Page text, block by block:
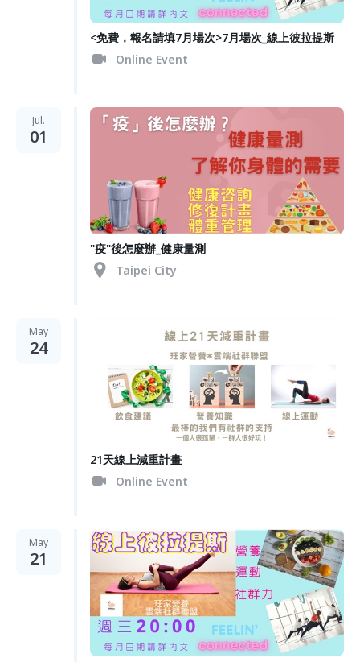
<免費，報名請填7月場次>7月場次_線上彼拉提斯
Online Event
Jul.
01
"疫"後怎麼辦_健康量測
Taipei City
May
24
21天線上減重計畫
Online Event
May
21